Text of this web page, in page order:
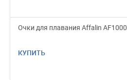
Очки для плавания Affalin AF1000
КУПИТЬ